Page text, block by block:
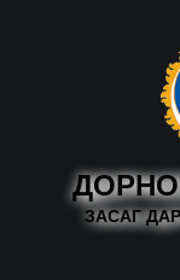
ЗАСАГ